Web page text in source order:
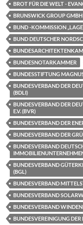
BROT FÜR DIE WELT -
BRUNSWICK GROUP GMBH
BUND -KOMMISSION
BUND DEUTSCHER
BUNDESNOTARKAMMER
BUNDESSTIFTUNG
BUNDESVERBAND DER
(BDLI)
BUNDESVERBAND DER
E.V. (BVR)
BUNDESVERBAND DER
BUNDESVERBAND DER
BUNDESVERBAND
BUNDESVERBAND
(BGL)
BUNDESVERBAND
BUNDESVERBAND
BUNDESVERBAND
BUNDESVEREINIGUNG DER